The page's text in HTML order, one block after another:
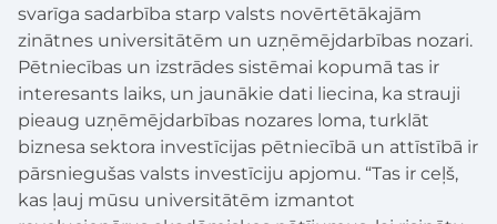
svarīga sadarbība starp valsts novērtētākajām
zinātnes universitātēm un uzņēmējdarbības nozari.
Pētniecības un izstrādes sistēmai kopumā tas ir
interesants laiks, un jaunākie dati liecina, ka strauji
pieaug uzņēmējdarbības nozares loma, turklāt
biznesa sektora investīcijas pētniecībā un attīstībā ir
pārsniegušas valsts investīciju apjomu. “Tas ir ceļš,
kas ļauj mūsu universitātēm izmantot